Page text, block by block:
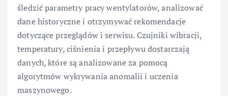
śledzić parametry pracy wentylatorów, analizować
dane historyczne i otrzymywać rekomendacje
dotyczące przeglądów i serwisu. Czujniki wibracji,
temperatury, ciśnienia i przepływu dostarczają
danych, które są analizowane za pomocą
algorytmów wykrywania anomalii i uczenia
maszynowego.